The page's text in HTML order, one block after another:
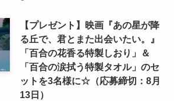
【プレゼント】映画『あの星が降
る丘で、君とまた出会いたい。』
「百合の花香る特製しおり」＆
「百合の涙拭う特製タオル」のセ
ットを3名様に☆（応募締切：8月
13日）